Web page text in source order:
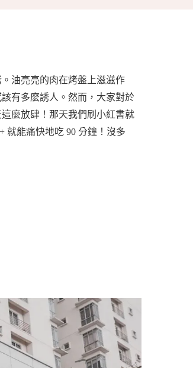
油亮亮的肉在烤盤上滋滋作
有多麽誘人。然而，大家對於
麼放肆！那天我們刷小紅書就
就能痛快地吃 90 分鐘！沒多
bishdream
bishdream/
BISHDREAM/